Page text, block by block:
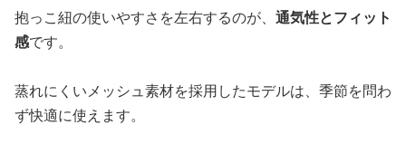
抱っこ紐の使いやすさを左右するのが、 通気性とフィット
感です。
蒸れにくいメッシュ素材を採用したモデルは、季節を問わ
ず快適に使えます。